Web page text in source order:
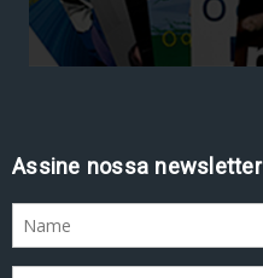
Assine nossa newsletter